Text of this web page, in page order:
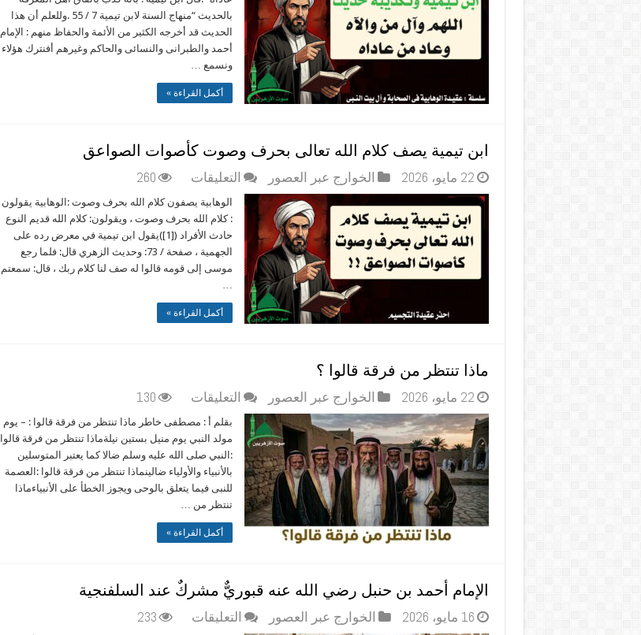
وتكذيبه
حديث
”
من
من
عاداه
مغلقة
بالحديث “منهاج السنة لابن تيمية 7 / 55 .وللعلم أن هذا
الحديث قد أخرجه الكثير من الأئمة والحفاظ منهم : الإمام
أحمد والطبرانى والنسائى والحاكم وغيرهم أفنترك هؤلاء
ونسمع …
أكمل القراءة »
ابن تيمية يصف كلام الله تعالى بحرف وصوت كأصوات الصواعق
22 مايو، 2026 الخوارج عبر العصور التعليقات على
تيمية
يصف
كلام
الله
تعالى
وصوت
260
الوهابية يصفون كلام الله بحرف وصوت :الوهابية يقولون
: كلام الله بحرف وصوت ، ويقولون: كلام الله قديم النوع
حادث الأفراد ([1])يقول ابن تيمية في معرض رده على
الجهمية ، صفحة / 73: وحديث الزهري قال: فلما رجع
موسى إلى قومه قالوا له صف لنا كلام ربك ، قال: سمعتم
…
أكمل القراءة »
ماذا تنتظر من فرقة قالوا ؟
22 مايو، 2026 الخوارج عبر العصور التعليقات على
ماذا
تنتظر
من
فرقة
قالوا
130
بقلم أ : مصطفى خاطر ماذا تنتظر من فرقة قالوا : – يوم
مولد النبي يوم منيل بستين نيلةماذا تنتظر من فرقة قالوا
:النبي صلى الله عليه وسلم ضالا كما يعتبر المتوسلين
بالأنبياء والأولياء ضالينماذا تنتظر من فرقة قالوا :العصمة
للنبى فيما يتعلق بالوحى ويجوز الخطأ على الأنبياءماذا
تنتظر من …
أكمل القراءة »
الإمام أحمد بن حنبل رضي الله عنه قبوريٌّ مشركٌ عند السلفنجية
16 مايو، 2026 الخوارج عبر العصور التعليقات على
233